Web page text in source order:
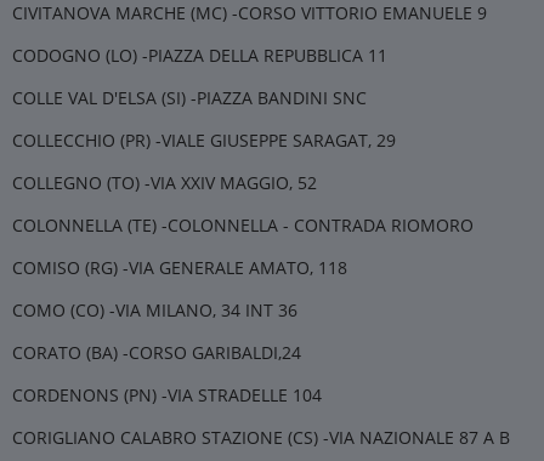
CIVITANOVA MARCHE (MC) -CORSO VITTORIO EMANUELE 9
CODOGNO (LO) -PIAZZA DELLA REPUBBLICA 11
COLLE VAL D'ELSA (SI) -PIAZZA BANDINI SNC
COLLECCHIO (PR) -VIALE GIUSEPPE SARAGAT, 29
COLLEGNO (TO) -VIA XXIV MAGGIO, 52
COLONNELLA (TE) -COLONNELLA - CONTRADA RIOMORO
COMISO (RG) -VIA GENERALE AMATO, 118
COMO (CO) -VIA MILANO, 34 INT 36
CORATO (BA) -CORSO GARIBALDI,24
CORDENONS (PN) -VIA STRADELLE 104
CORIGLIANO CALABRO STAZIONE (CS) -VIA NAZIONALE 87 A B